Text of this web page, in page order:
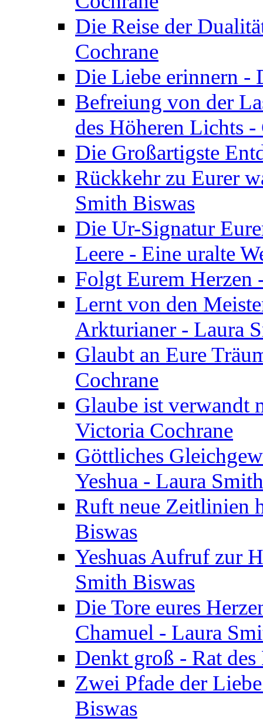
Die Reise der
Cochrane
Die Liebe erinnern -
Befreiung von der
des Höheren Lichts
Die Großartigste
Rückkehr zu Eurer
Smith Biswas
Die Ur-Signatur
Leere - Eine uralte
Folgt Eurem
Lernt von den
Arkturianer - Laura
Glaubt an Eure
Cochrane
Glaube ist verwandt
Victoria Cochrane
Göttliches
Yeshua - Laura
Ruft neue Zeitlinien
Biswas
Yeshuas Aufruf zur
Smith Biswas
Die Tore eures
Chamuel - Laura
Denkt groß - Rat
Zwei Pfade der
Biswas